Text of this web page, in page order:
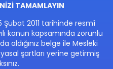
TAMAMLAYIN
Şubat 2011 tarihinde resmî
kanun kapsamında zorunlu
aldığınız belge ile Mesleki
şartları yerine getirmiş